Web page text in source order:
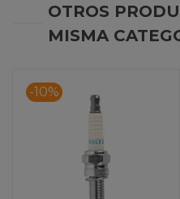
OTROS
MISMA
-10%